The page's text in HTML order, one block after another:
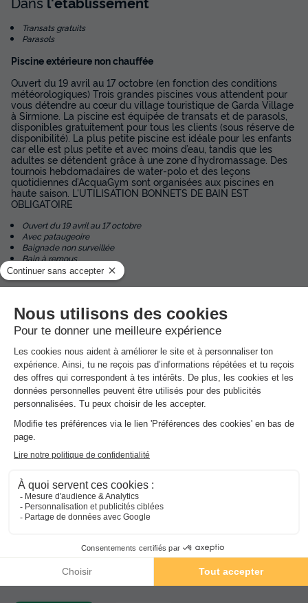
Transats gratuits
Parasols
Piscine extérieure non chauffée
Ouvert du 19 avril au 17 octobre (en fonction des conditions
météorologiques) Trois grandes piscines vous attendent pour
vous détendre au cœur du village touristique de Garda Village
à Sirmione. La piscine est équipée de transats et de parasols,
disponibles gratuitement pour tous les clients (sous réserve de
disponibilité). La plus petite piscine est idéale pour les enfants
car elle est plus petite et avec moins d’eau, tandis que les
adultes se détendent grâce à une zone d’hydromassage. Des
tournois hebdomadaires de water-polo et des leçons
quotidiennes d’AcquaGym sont organisées aux piscines en
haute saison. L'UTILISATION BONNETS DE BAIN EST
OBLIGATOIRE
Ouvert du 19 avril au 17 octobre
Avec pataugeoire
Baignade non surveillée
Bain à remous
Gratuit
Activités et animations proposées
Espace aquatique, Animations, Sports et Loisirs
Services sur place et à proximité
et équipements, divers
Avis sur Camping The Garda Village
Avis TripAdvisor Avis clients